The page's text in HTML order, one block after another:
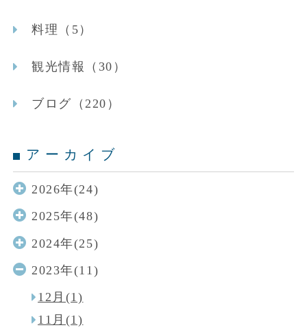
料理（5）
観光情報（30）
ブログ（220）
アーカイブ
2026年(24)
2025年(48)
2024年(25)
2023年(11)
12月(1)
11月(1)